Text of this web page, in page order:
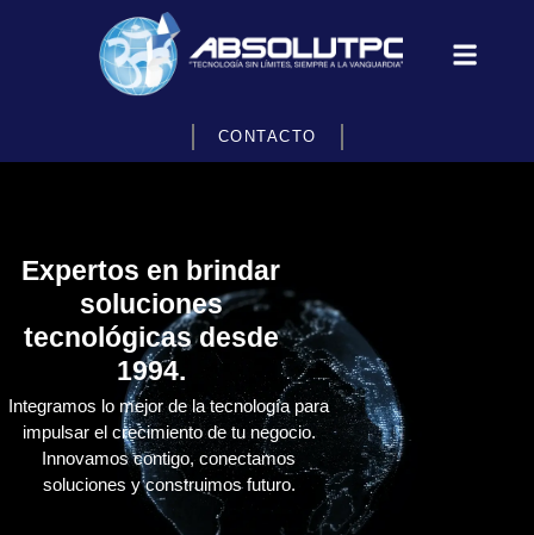
CONTACTO
Expertos en brindar
soluciones
tecnológicas desde
1994.
Integramos lo mejor de la tecnología para
impulsar el crecimiento de tu negocio.
Innovamos contigo, conectamos
soluciones y construimos futuro.